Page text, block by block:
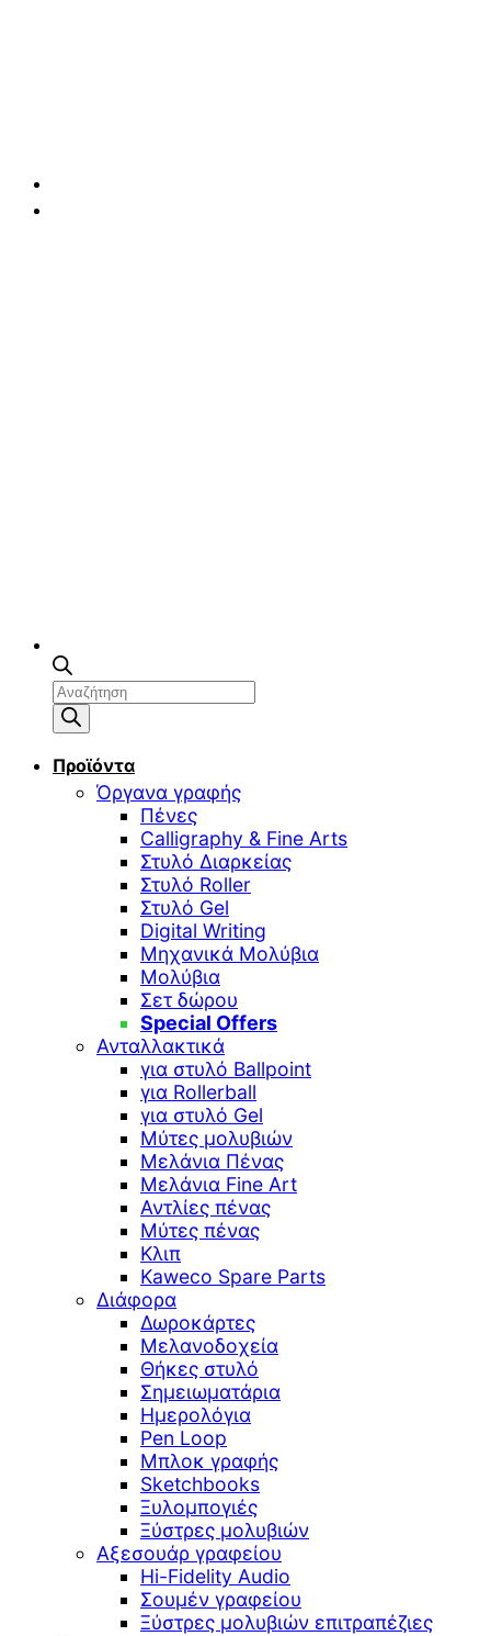
Αναζήτηση
προϊόντων
Προϊόντα
Όργανα γραφής
Πένες
Calligraphy & Fine Arts
Στυλό Διαρκείας
Στυλό Roller
Στυλό Gel
Digital Writing
Μηχανικά Μολύβια
Μολύβια
Σετ δώρου
Special Offers
Ανταλλακτικά
για στυλό Ballpoint
για Rollerball
για στυλό Gel
Μύτες μολυβιών
Μελάνια Πένας
Μελάνια Fine Art
Αντλίες πένας
Μύτες πένας
Κλιπ
Kaweco Spare Parts
Διάφορα
Δωροκάρτες
Μελανοδοχεία
Θήκες στυλό
Σημειωματάρια
Ημερολόγια
Pen Loop
Μπλοκ γραφής
Sketchbooks
Ξυλομπογιές
Ξύστρες μολυβιών
Αξεσουάρ γραφείου
Hi-Fidelity Audio
Σουμέν γραφείου
Ξύστρες μολυβιών επιτραπέζιες